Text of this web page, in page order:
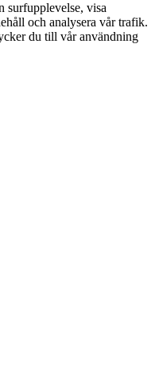
surfupplevelse, visa
och analysera vår trafik.
du till vår användning